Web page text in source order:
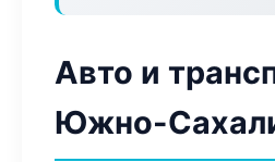
Авто и
Южно-